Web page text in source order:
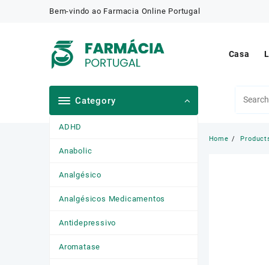
Bem-vindo ao Farmacia Online Portugal
Casa
Category
ADHD
Anabolic
Analgésico
Analgésicos Medicamentos
Antidepressivo
Aromatase
Home